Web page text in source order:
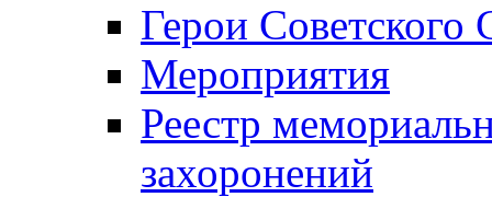
Герои Советского
Мероприятия
Реестр
захоронений